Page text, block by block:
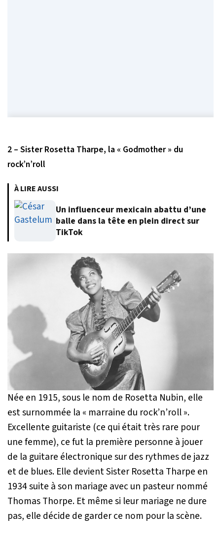
2 – Sister Rosetta Tharpe, la « Godmother » du
rock’n’roll
À LIRE AUSSI
Un influenceur mexicain abattu d’une
balle dans la tête en plein direct sur
TikTok
Née en 1915, sous le nom de Rosetta Nubin, elle
est surnommée la « marraine du rock’n’roll ».
Excellente guitariste (ce qui était très rare pour
une femme), ce fut la première personne à jouer
de la guitare électronique sur des rythmes de jazz
et de blues. Elle devient Sister Rosetta Tharpe en
1934 suite à son mariage avec un pasteur nommé
Thomas Thorpe. Et même si leur mariage ne dure
pas, elle décide de garder ce nom pour la scène.